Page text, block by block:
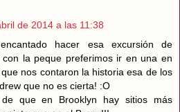
de 2014 a las 11:38
hacer esa excursión de
la peque preferimos ir en una en
nos contaron la historia esa de los
que no es cierta! :O
que en Brooklyn hay sitios más